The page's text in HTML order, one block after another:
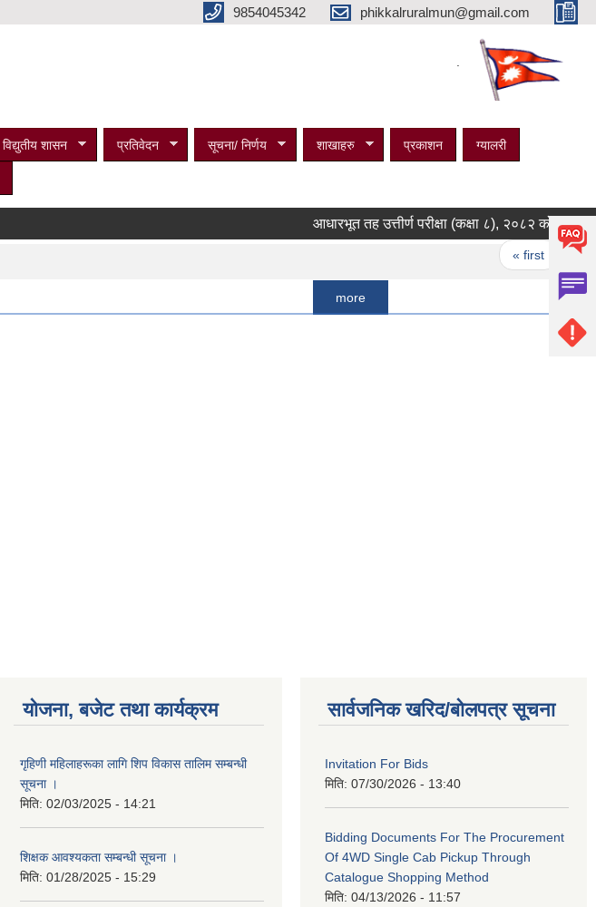
9854045342 phikkalruralmun@gmail.com
विद्युतीय शासन प्रतिवेदन सूचना/ निर्णय शाखाहरु प्रकाशन ग्यालरी
आधारभूत तह उत्तीर्ण परीक्षा (कक्षा ८), २०८२ को नतिजा
‹
योजना, बजेट तथा कार्यक्रम
गृहिणी महिलाहरूका लागि शिप विकास तालिम सम्बन्धी
सूचना ‌।
मिति: 02/03/2025 - 14:21
शिक्षक आवश्यकता सम्बन्धी सूचना ।
मिति: 01/28/2025 - 15:29
सार्वजनिक खरिद/बोलपत्र सूचना
Invitation For Bids
मिति: 07/30/2026 - 13:40
Bidding Documents For The Procurement
Of 4WD Single Cab Pickup Through
Catalogue Shopping Method
मिति: 04/13/2026 - 11:57